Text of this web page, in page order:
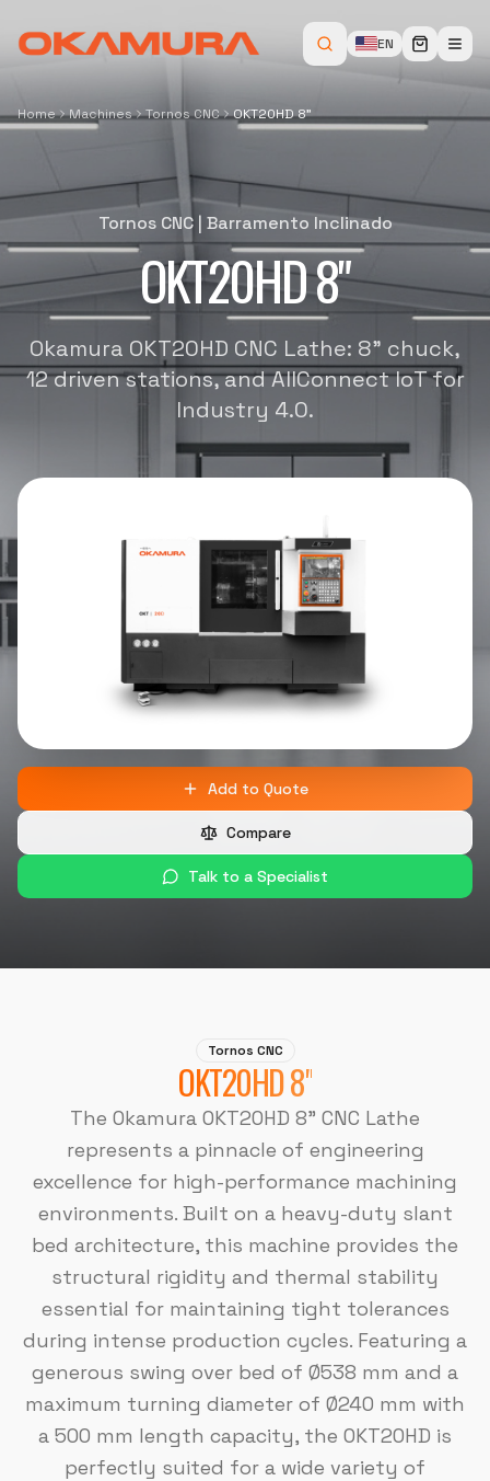
EN
Home Machines Tornos CNC OKT20HD 8"
Tornos CNC| Barramento Inclinado
OKT20HD 8"
Okamura OKT20HD CNC Lathe: 8" chuck,
12 driven stations, and AllConnect IoT for
Industry 4.0.
Add to Quote
Compare
Talk to a Specialist
Tornos CNC
OKT20HD 8"
The Okamura OKT20HD 8" CNC Lathe
represents a pinnacle of engineering
excellence for high-performance machining
environments. Built on a heavy-duty slant
bed architecture, this machine provides the
structural rigidity and thermal stability
essential for maintaining tight tolerances
during intense production cycles. Featuring a
generous swing over bed of Ø538 mm and a
maximum turning diameter of Ø240 mm with
a 500 mm length capacity, the OKT20HD is
perfectly suited for a wide variety of